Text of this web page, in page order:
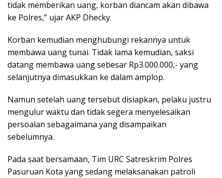
tidak memberikan uang, korban diancam akan dibawa
ke Polres,” ujar AKP Dhecky.
Korban kemudian menghubungi rekannya untuk
membawa uang tunai. Tidak lama kemudian, saksi
datang membawa uang sebesar Rp3.000.000,- yang
selanjutnya dimasukkan ke dalam amplop.
Namun setelah uang tersebut disiapkan, pelaku justru
mengulur waktu dan tidak segera menyelesaikan
persoalan sebagaimana yang disampaikan
sebelumnya.
Pada saat bersamaan, Tim URC Satreskrim Polres
Pasuruan Kota yang sedang melaksanakan patroli